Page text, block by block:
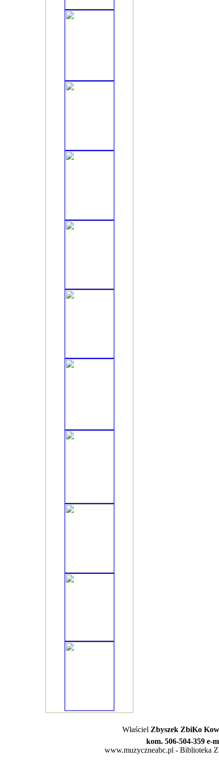
Właściel Zbyszek ZbiKo
kom. 506-504-359 e-
www.muzyczneabc.pl - Biblioteka